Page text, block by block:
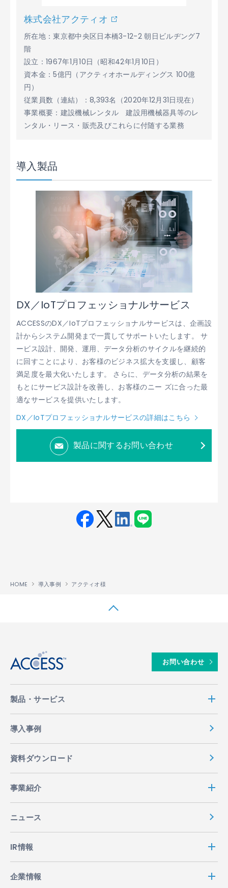
株式会社アクティオ
所在地：東京都中央区日本橋3-12-2 朝日ビルヂング7
階
設立：1967年1月10日（昭和42年1月10日）
資本金：5億円（アクティオホールディングス 100億
円）
従業員数（連結）：8,393名（2020年12月31日現在）
事業概要：建設機械レンタル 建設用機械器具等のレ
ンタル・リース・販売及びこれらに付随する業務
導入製品
DX／IoTプロフェッショナルサービス
ACCESSのDX／IoTプロフェッショナルサービスは、企画設
計からシステム開発まで一貫してサポートいたします。 サ
ービス設計、開発、運用、データ分析のサイクルを継続的
に回すことにより、お客様のビジネス拡大を支援し、顧客
満足度を最大化いたします。 さらに、データ分析の結果を
もとにサービス設計を改善し、お客様のニー ズに合った最
適なサービスを提供いたします。
DX／IoTプロフェッショナルサービスの詳細はこちら
製品に関するお問い合わせ
HOME 導入事例 アクティオ様
お問い合わせ
製品・サービス
導入事例
資料ダウンロード
事業紹介
ニュース
IR情報
企業情報